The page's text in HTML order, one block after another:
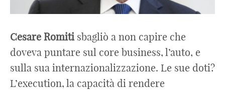
Cesare Romitisbagliò a non capire che
doveva puntare sul core business, l’auto, e
sulla sua internazionalizzazione. Le sue doti?
L’execution, la capacità di rendere